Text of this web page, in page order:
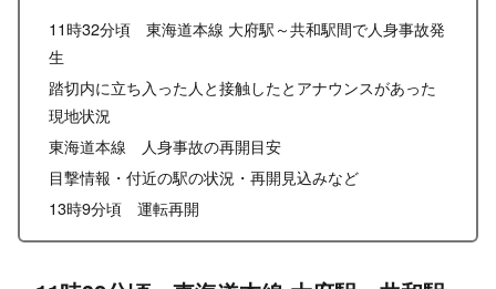
11時32分頃 東海道本線 大府駅～共和駅間で人身事故発
生
踏切内に立ち入った人と接触したとアナウンスがあった
現地状況
東海道本線 人身事故の再開目安
目撃情報・付近の駅の状況・再開見込みなど
13時9分頃 運転再開